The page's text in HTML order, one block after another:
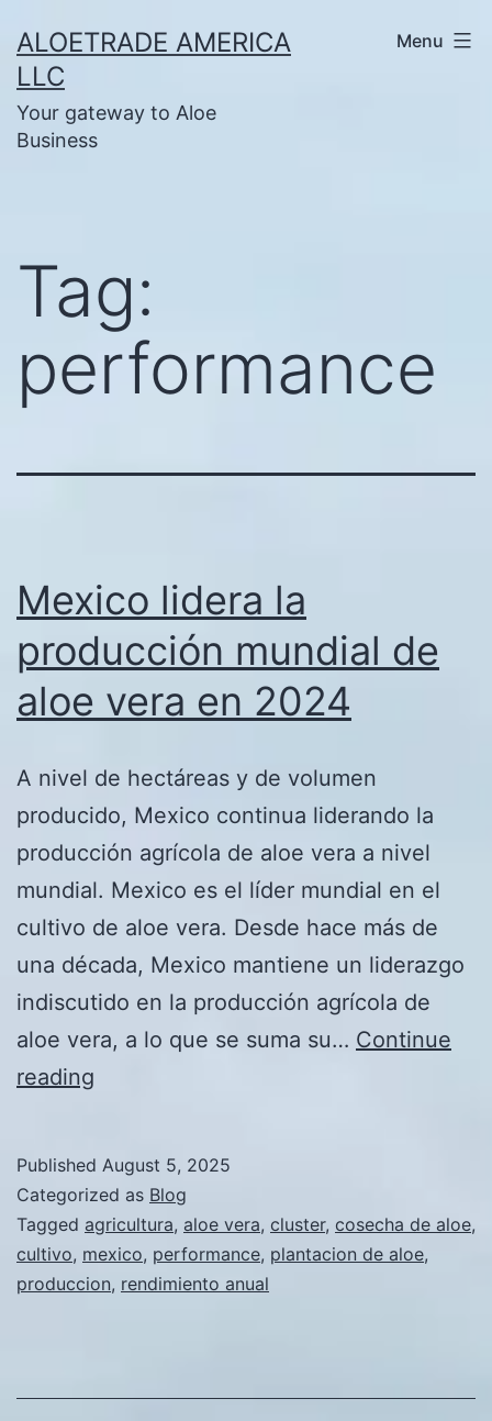
to
content
ALOETRADE AMERICA
LLC
Your gateway to Aloe
Business
Menu
Tag:
performance
Mexico lidera la
producción mundial de
aloe vera en 2024
A nivel de hectáreas y de volumen
producido, Mexico continua liderando la
producción agrícola de aloe vera a nivel
mundial. Mexico es el líder mundial en el
cultivo de aloe vera. Desde hace más de
una década, Mexico mantiene un liderazgo
indiscutido en la producción agrícola de
aloe vera, a lo que se suma su… Continue
reading
producción
mundial
de
aloe
Published August 5, 2025
Categorized as Blog
Tagged agricultura, aloe vera, cluster, cosecha de aloe,
cultivo, mexico, performance, plantacion de aloe,
produccion, rendimiento anual